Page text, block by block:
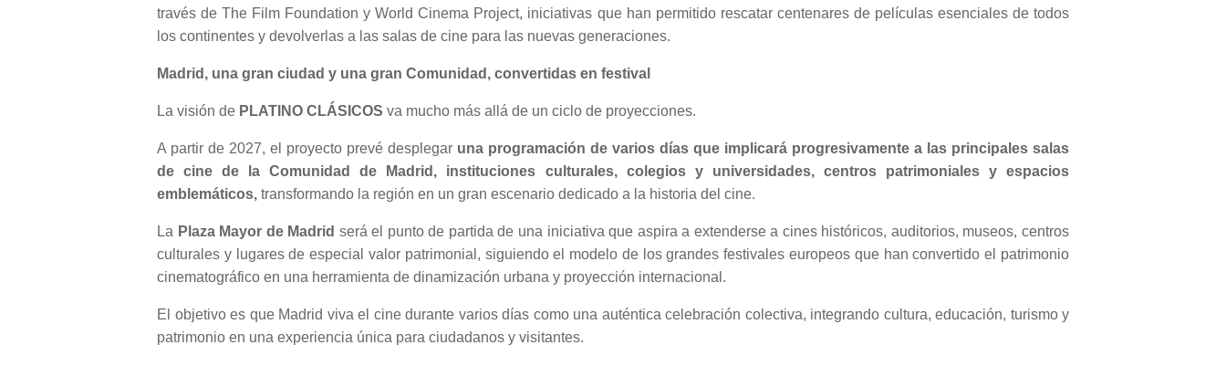
través de The Film Foundation y World Cinema Project, iniciativas que han permitido rescatar centenares de películas esenciales de todos
los continentes y devolverlas a las salas de cine para las nuevas generaciones.
Madrid, una gran ciudad y una gran Comunidad, convertidas en festival
La visión de PLATINO CLÁSICOS va mucho más allá de un ciclo de proyecciones.
A partir de 2027, el proyecto prevé desplegar una programación de varios días que implicará progresivamente a las principales salas
de cine de la Comunidad de Madrid, instituciones culturales, colegios y universidades, centros patrimoniales y espacios
emblemáticos, transformando la región en un gran escenario dedicado a la historia del cine.
La Plaza Mayor de Madrid será el punto de partida de una iniciativa que aspira a extenderse a cines históricos, auditorios, museos, centros
culturales y lugares de especial valor patrimonial, siguiendo el modelo de los grandes festivales europeos que han convertido el patrimonio
cinematográfico en una herramienta de dinamización urbana y proyección internacional.
El objetivo es que Madrid viva el cine durante varios días como una auténtica celebración colectiva, integrando cultura, educación, turismo y
patrimonio en una experiencia única para ciudadanos y visitantes.